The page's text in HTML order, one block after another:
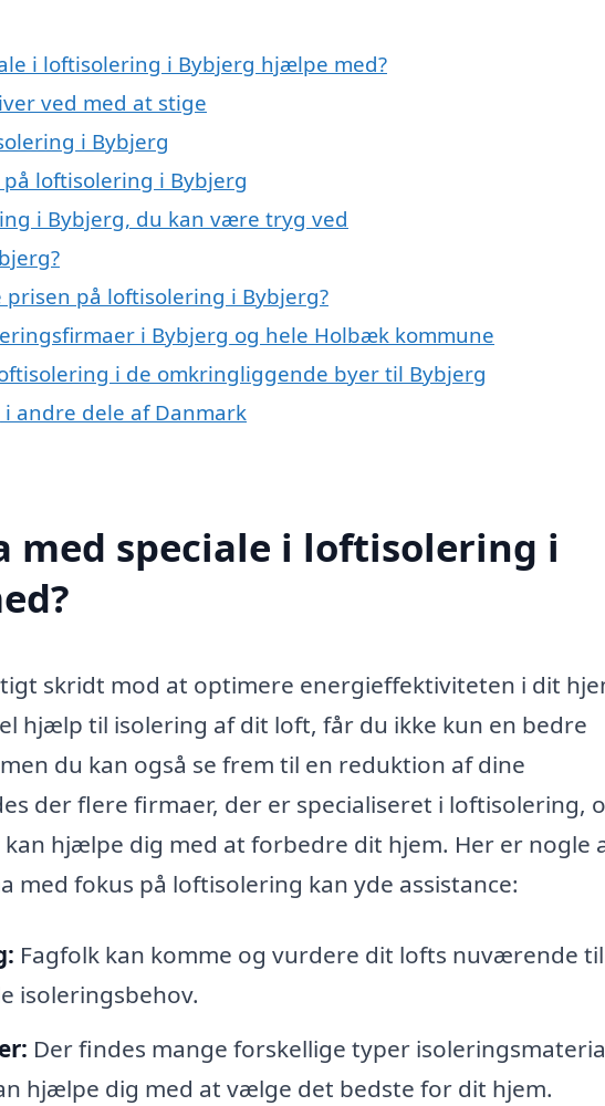
i loftisolering i Bybjerg hjælpe med?
ved med at stige
i Bybjerg
loftisolering i Bybjerg
i Bybjerg, du kan være tryg ved
på loftisolering i Bybjerg?
i Bybjerg og hele Holbæk kommune
i de omkringliggende byer til Bybjerg
andre dele af Danmark
med speciale i loftisolering i
skridt mod at optimere energieffektiviteten i dit
hjælp til isolering af dit loft, får du ikke kun en bedre
du kan også se frem til en reduktion af dine
der flere firmaer, der er specialiseret i loftisolering,
hjælpe dig med at forbedre dit hjem. Her er nogle
fokus på loftisolering kan yde assistance:
Fagfolk kan komme og vurdere dit lofts nuværende
isoleringsbehov.
Der findes mange forskellige typer
hjælpe dig med at vælge det bedste for dit hjem.